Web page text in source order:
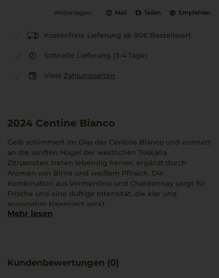
Weitersagen: Mail Teilen Empfehlen
Kostenfreie Lieferung ab 80€ Bestellwert
Schnelle Lieferung (3-4 Tage)
Viele Zahlungsarten
2024 Centine Bianco
Gelb schimmert im Glas der Centine Bianco und erinnert
an die sanften Hügel der westlichen Toskana.
Zitrusnoten treten lebendig hervor, ergänzt durch
Aromen von Birne und weißem Pfirsich. Die
Kombination aus Vermentino und Chardonnay sorgt für
Frische und eine duftige Intensität, die klar und
angenehm balanciert wirkt.
Eine dezente Mineralität bleibt im Mund bestehen,
Aromen dieser Speise unterstützt.
Mehr lesen
Kundenbewertungen (0)